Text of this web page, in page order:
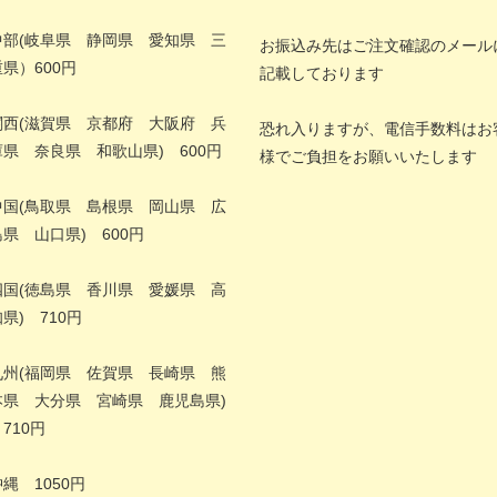
部(岐阜県 静岡県 愛知県 三
県）600円
西(滋賀県 京都府 大阪府 兵
県 奈良県 和歌山県) 600円
国(鳥取県 島根県 岡山県 広
県 山口県) 600円
国(徳島県 香川県 愛媛県 高
県) 710円
州(福岡県 佐賀県 長崎県 熊
県 大分県 宮崎県 鹿児島県)
円
縄 1050円
お振込み先はご注文確認のメール
記載しております
恐れ入りますが、電信手数料はお
様でご負担をお願いいたします